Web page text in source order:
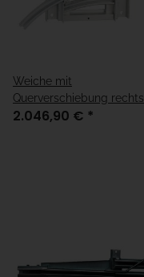
Weiche mit
Querverschiebung rechts
Typ 50
2.046,90 € *